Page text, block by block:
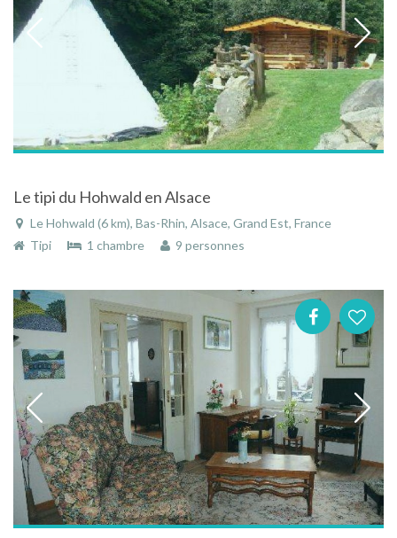
Le tipi du Hohwald en Alsace
Le Hohwald (6 km), Bas-Rhin, Alsace, Grand Est, France
Tipi
1 chambre 9 personnes